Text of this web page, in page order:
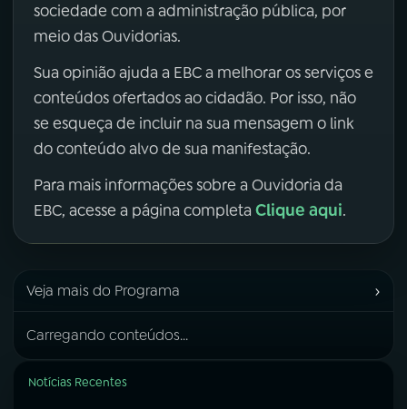
sociedade com a administração pública, por
meio das Ouvidorias.
Sua opinião ajuda a EBC a melhorar os serviços e
conteúdos ofertados ao cidadão. Por isso, não
se esqueça de incluir na sua mensagem o link
do conteúdo alvo de sua manifestação.
Para mais informações sobre a Ouvidoria da
EBC, acesse a página completa Clique aqui.
Veja mais do Programa ›
Carregando conteúdos...
Notícias Recentes